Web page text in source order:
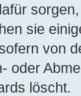
sie
von
oder
löscht.